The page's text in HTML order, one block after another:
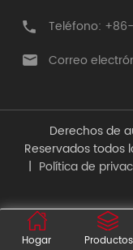
Teléfono:
Correo
Derechos de
Reservados todos
| Política de
Hogar Productos